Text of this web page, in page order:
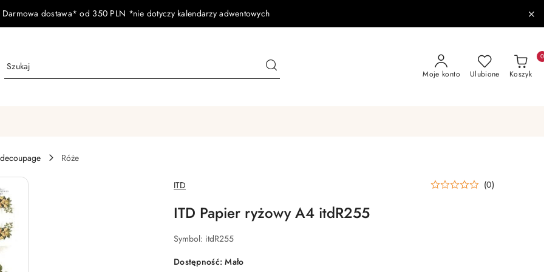
Darmowa dostawa* od 350 PLN *nie dotyczy kalendarzy adwentowych
Moje konto Ulubione Koszyk
0
Róże
NAZWA
PRODUCENTA:
ITD (0)
ITD Papier ryżowy A4 itdR255
Symbol: itdR255
Dostępność:Mało